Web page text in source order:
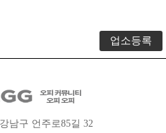
업소등록
남구 언주로85길 32